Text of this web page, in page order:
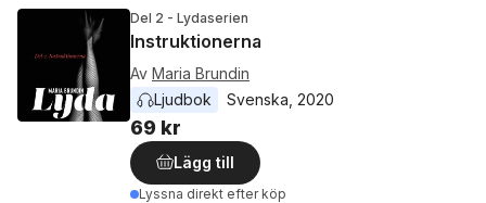
Del 2 - Lydaserien
Instruktionerna
Av Maria Brundin
Ljudbok
Svenska 2020
69 kr
Lägg till
Lyssna direkt efter köp